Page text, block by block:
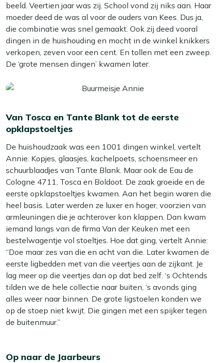
beeld. Veertien jaar was zij. School vond zij niks aan. Haar
moeder deed de was al voor de ouders van Kees. Dus ja,
die combinatie was snel gemaakt. Ook zij deed vooral
dingen in de huishouding en mocht in de winkel knikkers
verkopen, zeven voor een cent. En tollen met een zweep.
De ‘grote mensen dingen’ kwamen later.
Van Tosca en Tante Blank tot de eerste
opklapstoeltjes
De huishoudzaak was een 1001 dingen winkel, vertelt
Annie. Kopjes, glaasjes, kachelpoets, schoensmeer en
schuurblaadjes van Tante Blank. Maar ook de Eau de
Cologne 4711, Tosca en Boldoot. De zaak groeide en de
eerste opklapstoeltjes kwamen. Aan het begin waren die
heel basis. Later werden ze luxer en hoger, voorzien van
armleuningen die je achterover kon klappen. Dan kwam
iemand langs van de firma Van der Keuken met een
bestelwagentje vol stoeltjes. Hoe dat ging, vertelt Annie:
“Doe maar zes van die en acht van die. Later kwamen de
eerste ligbedden met van die veertjes aan de zijkant. Je
lag meer op die veertjes dan op dat bed zelf. ‘s Ochtends
tilden we de hele collectie naar buiten, ‘s avonds ging
alles weer naar binnen. De grote ligstoelen konden we
op de stoep niet kwijt. Die gingen met een spijker tegen
de buitenmuur.”
Op naar de Jaarbeurs